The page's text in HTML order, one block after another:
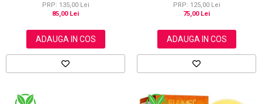
PRP: 135,00 Lei
85,00 Lei
ADAUGA IN COS
PRP: 125,00 Lei
75,00 Lei
ADAUGA IN COS